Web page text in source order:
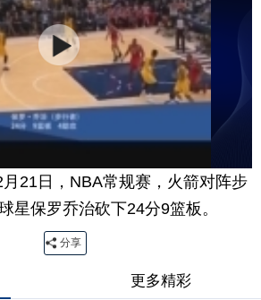
21日，NBA常规赛，火箭对阵步
星保罗乔治砍下24分9篮板。
分享
更多精彩